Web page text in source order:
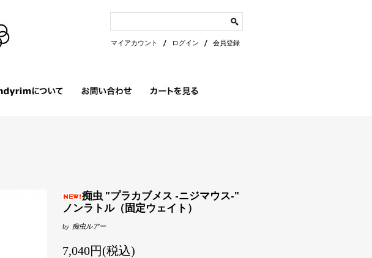
マイアカウント ログイン 会員登録
痴虫 "プラカブメス -ニジマウス-"
ノンラトル（固定ウェイト）
by 痴虫ルアー
7,040円(税込)